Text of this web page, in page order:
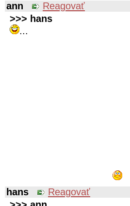
ann
Reagovať
>>> hans
...
hans
Reagovať